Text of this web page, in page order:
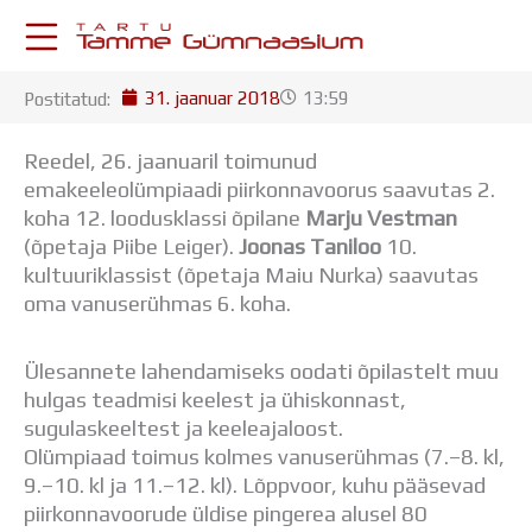
KESKKONNAD
Postkast
Drive
Tamme TV
Tamme Leht
Kooliraadio
Tunniplaan
Aastaplaan
Õppekava
Ainepassid
Huviringid
Õpilastööd (UPT)
Postitatud: 31. jaanuar 2018 13:59
Reedel, 26. jaanuaril toimunud
emakeeleolümpiaadi piirkonnavoorus saavutas 2.
koha 12. loodusklassi õpilane Marju Vestman
(õpetaja Piibe Leiger). Joonas Taniloo 10.
kultuuriklassist (õpetaja Maiu Nurka) saavutas
oma vanuserühmas 6. koha.
Ülesannete lahendamiseks oodati õpilastelt muu
hulgas teadmisi keelest ja ühiskonnast,
sugulaskeeltest ja keeleajaloost.
Olümpiaad toimus kolmes vanuserühmas (7.–8. kl,
9.–10. kl ja 11.–12. kl). Lõppvoor, kuhu pääsevad
piirkonnavoorude üldise pingerea alusel 80